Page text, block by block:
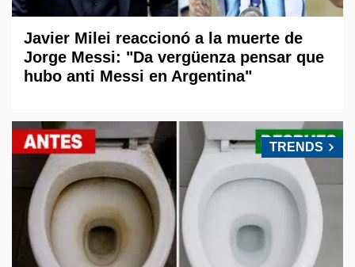
Javier Milei reaccionó a la muerte de
Jorge Messi: "Da vergüenza pensar que
hubo anti Messi en Argentina"
TRENDS